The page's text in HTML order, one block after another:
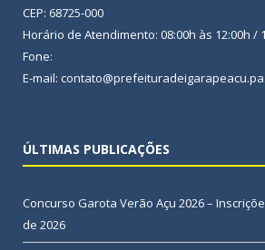
CEP: 68725-000
Horário de Atendimento: 08:00h às 12:00h /
Fone:
E-mail:
ÚLTIMAS PUBLICAÇÕES
Concurso Garota Verão Açu 2026 –
de 2026